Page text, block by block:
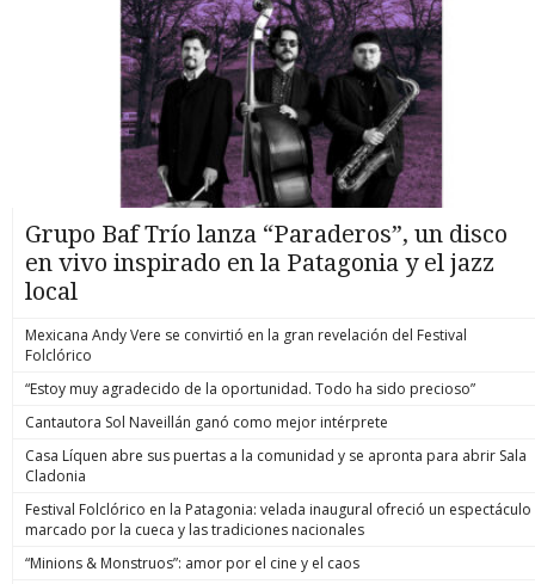
Grupo Baf Trío lanza “Paraderos”, un disco
en vivo inspirado en la Patagonia y el jazz
local
Mexicana Andy Vere se convirtió en la gran revelación del Festival
Folclórico
“Estoy muy agradecido de la oportunidad. Todo ha sido precioso”
Cantautora Sol Naveillán ganó como mejor intérprete
Casa Líquen abre sus puertas a la comunidad y se apronta para abrir Sala
Cladonia
Festival Folclórico en la Patagonia: velada inaugural ofreció un espectáculo
marcado por la cueca y las tradiciones nacionales
“Minions & Monstruos”: amor por el cine y el caos